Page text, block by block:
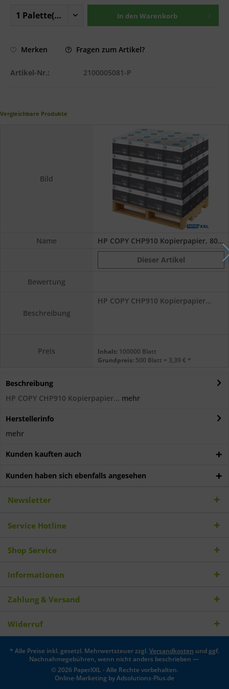
In den Warenkorb
Merken Fragen zum Artikel?
Artikel-Nr.: 2100005081-P
Vergleichbare Produkte
Bild
Name
HP COPY CHP910 Kopierpapier, 80 g/m², DIN A4...
Dieser Artikel
Bewertung
Beschreibung
HP COPY CHP910 Kopierpapier...
Preis Inhalt: 100000 Blatt
Grundpreis: 500 Blatt = 3,39 € *
Beschreibung
HP COPY CHP910 Kopierpapier... mehr
Herstellerinfo
mehr
Kunden kauften auch
Kunden haben sich ebenfalls angesehen
Newsletter
Service Hotline
Shop Service
Informationen
Zahlung & Versand
Widerruf
* Alle Preise inkl. gesetzl. Mehrwertsteuer zzgl.Versandkosten und ggf.
Nachnahmegebühren, wenn nicht anders beschrieben —
© 2026 PaperXXL - Alle Rechte vorbehalten.
Online-Marketing byAdsolutions-Plus.de